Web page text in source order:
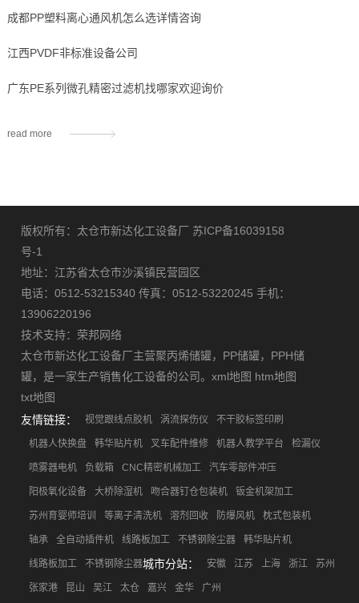
成都PP塑料离心通风机怎么选详情咨询
江西PVDF非标准设备公司
广东PE系列微孔精密过滤机找哪家欢迎询价
read more
版权所有：太仓市新达化工设备厂 苏ICP备16039158
号-1
地址：江苏省太仓市沙溪镇民营园区
电话：0512-53215340 传真：0512-53220245 手机：
13906220196
技术支持： 荣邦网络
太仓市新达化工设备厂主营聚丙烯储罐， PP储罐， PPH储
罐，是一家生产销售化工设备的公司。xml地图 htm地图
txt地图
友情链接：
视觉跟线点胶机 涡流探伤仪 不干胶标签印刷
机器人快换盘 韩华贴片机 叉车配件维修 机器人教学平台 检漏仪
喷雾器电机 负载箱 CNC精密机械加工 汽车零部件冲压
阳极氧化设备 大桥除湿机 吻合器钉仓包装机 钣金机架加工
苏州育婴师培训 等离子清洗机 溶剂回收 防爆风机 枕式包装机
轴承 全自动插件机 线路板加工 不锈钢除尘器 韩华贴片机
线路板加工 不锈钢除尘器城市分站： 安徽 江苏 上海 浙江 苏州
张家港 昆山 吴江 太仓 嘉兴 金华 广州